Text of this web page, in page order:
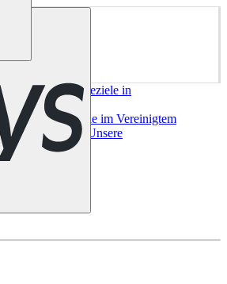
RicaAlle Reiseziele in
Alle Reiseziele im Vereinigtem
Queenstown
Unsere